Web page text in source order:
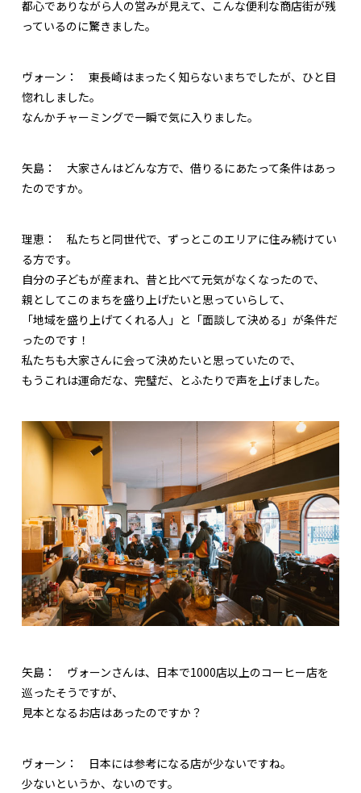
都心でありながら人の営みが見えて、こんな便利な商店街が残
っているのに驚きました。
ヴォーン： 東長崎はまったく知らないまちでしたが、ひと目
惚れしました。
なんかチャーミングで一瞬で気に入りました。
矢島： 大家さんはどんな方で、借りるにあたって条件はあっ
たのですか。
理恵： 私たちと同世代で、ずっとこのエリアに住み続けてい
る方です。
自分の子どもが産まれ、昔と比べて元気がなくなったので、
親としてこのまちを盛り上げたいと思っていらして、
「地域を盛り上げてくれる人」と「面談して決める」が条件だ
ったのです！
私たちも大家さんに会って決めたいと思っていたので、
もうこれは運命だな、完璧だ、とふたりで声を上げました。
矢島： ヴォーンさんは、日本で1000店以上のコーヒー店を
巡ったそうですが、
見本となるお店はあったのですか？
ヴォーン： 日本には参考になる店が少ないですね。
少ないというか、ないのです。